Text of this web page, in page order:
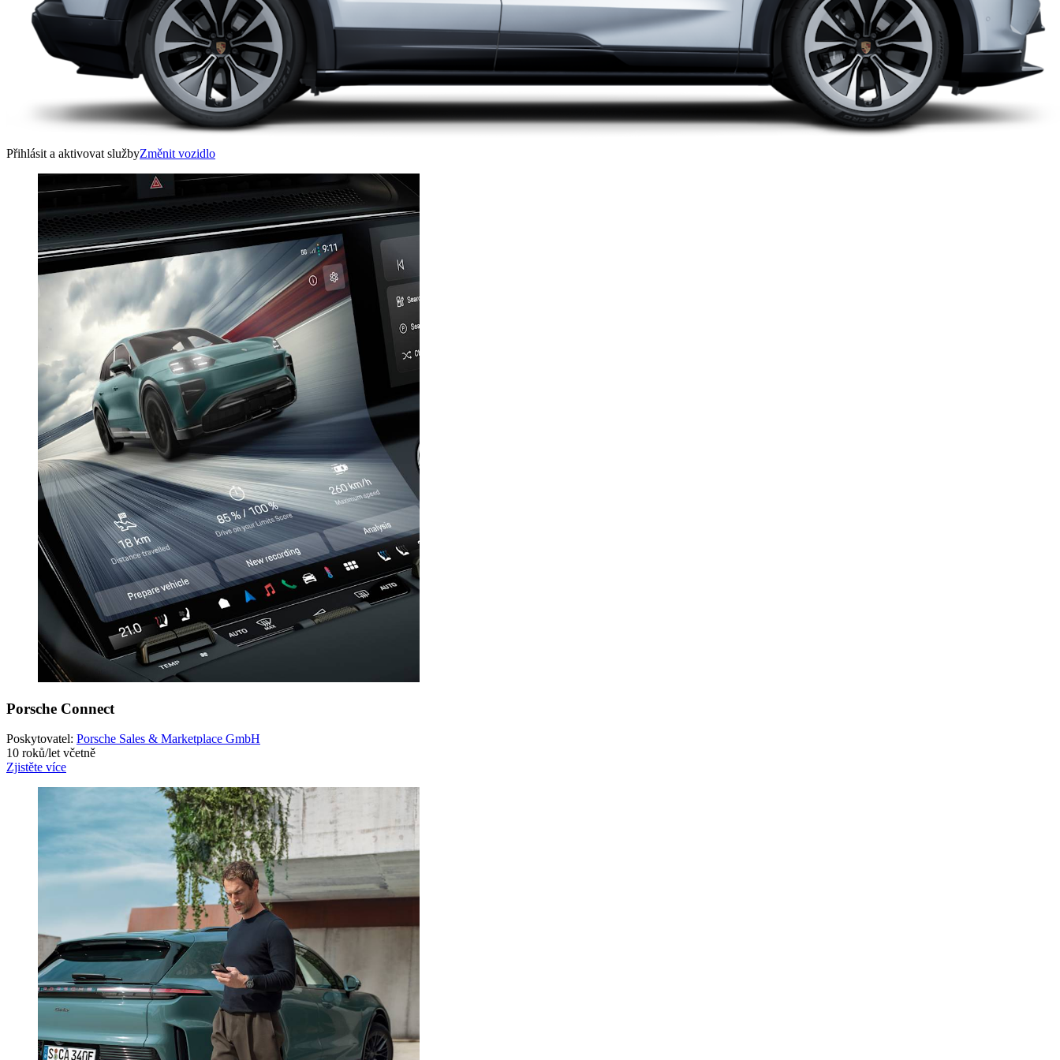
Přihlásit a aktivovat službyZměnit vozidlo
Porsche Connect
Poskytovatel: Porsche Sales & Marketplace GmbH
10 roků/let včetně
Zjistěte více